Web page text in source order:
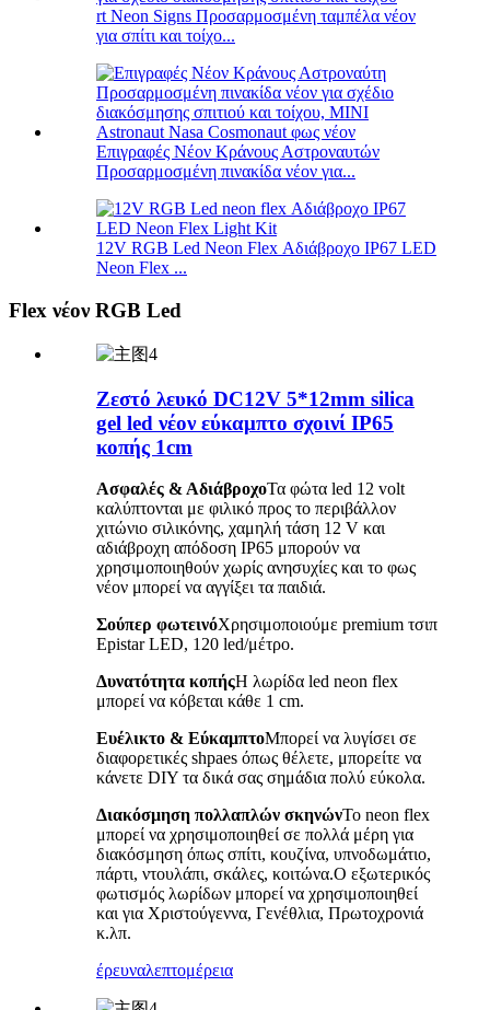
rt Neon Signs Προσαρμοσμένη ταμπέλα νέον
για σπίτι και τοίχο...
Επιγραφές Νέον Κράνους Αστροναυτών
Προσαρμοσμένη πινακίδα νέον για...
12V RGB Led Neon Flex Αδιάβροχο IP67 LED
Neon Flex ...
Flex νέον RGB Led
Ζεστό λευκό DC12V 5*12mm silica
gel led νέον εύκαμπτο σχοινί IP65
κοπής 1cm
Ασφαλές & ΑδιάβροχοΤα φώτα led 12 volt
καλύπτονται με φιλικό προς το περιβάλλον
χιτώνιο σιλικόνης, χαμηλή τάση 12 V και
αδιάβροχη απόδοση IP65 μπορούν να
χρησιμοποιηθούν χωρίς ανησυχίες και το φως
νέον μπορεί να αγγίξει τα παιδιά.
Σούπερ φωτεινόΧρησιμοποιούμε premium τσιπ
Epistar LED, 120 led/μέτρο.
Δυνατότητα κοπήςΗ λωρίδα led neon flex
μπορεί να κόβεται κάθε 1 cm.
Ευέλικτο & ΕύκαμπτοΜπορεί να λυγίσει σε
διαφορετικές shpaes όπως θέλετε, μπορείτε να
κάνετε DIY τα δικά σας σημάδια πολύ εύκολα.
Διακόσμηση πολλαπλών σκηνώνΤο neon flex
μπορεί να χρησιμοποιηθεί σε πολλά μέρη για
διακόσμηση όπως σπίτι, κουζίνα, υπνοδωμάτιο,
πάρτι, ντουλάπι, σκάλες, κοιτώνα.Ο εξωτερικός
φωτισμός λωρίδων μπορεί να χρησιμοποιηθεί
και για Χριστούγεννα, Γενέθλια, Πρωτοχρονιά
κ.λπ.
έρευναλεπτομέρεια